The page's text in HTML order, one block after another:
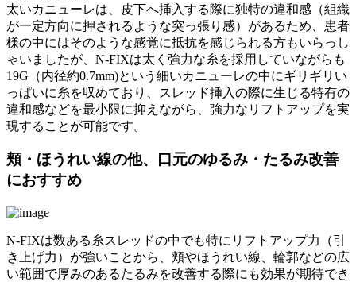
太いカニューレは、皮下へ挿入する際に独特の違和感（組織
が一定方向に押されるような突っ張り感）があるため、患者
様の中にはそのような感覚に抵抗を感じられる方もいらっし
ゃいましたが、N-FIXは太く強力な糸を採用していながらも
19G（内径約0.7mm)という細いカニューレの中にギリギリい
っぱいに糸を収めており、スレッド挿入の際に生じる特有の
違和感などを最小限に抑えながら、強力なリフトアップを実
現することが可能です。
頬・ほうれい線の他、口元のゆるみ・たるみ改善
におすすめ
N-FIXは数ある糸スレッドの中でも特にリフトアップ力（引
き上げ力）が強いことから、頬やほうれい線、輪郭などの広
い範囲で厚みのあるたるみを改善する際にも効果が期待でき